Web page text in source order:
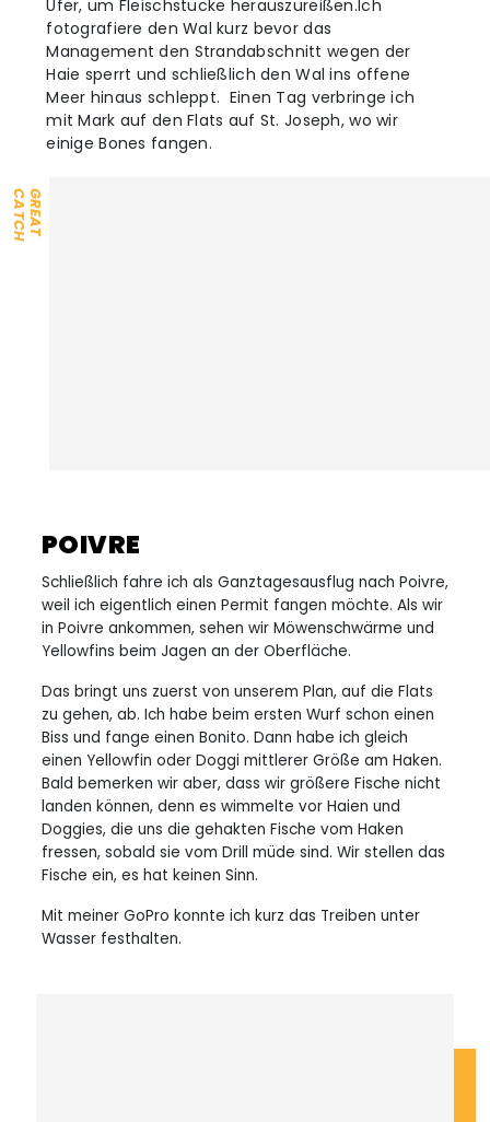
Ufer, um Fleischstücke herauszureißen.Ich
fotografiere den Wal kurz bevor das
Management den Strandabschnitt wegen der
Haie sperrt und schließlich den Wal ins offene
Meer hinaus schleppt. Einen Tag verbringe ich
mit Mark auf den Flats auf St. Joseph, wo wir
einige Bones fangen.
G
R
E
A
T
C
A
T
C
H
POIVRE
Schließlich fahre ich als Ganztagesausflug nach Poivre,
weil ich eigentlich einen Permit fangen möchte. Als wir
in Poivre ankommen, sehen wir Möwenschwärme und
Yellowfins beim Jagen an der Oberfläche.
Das bringt uns zuerst von unserem Plan, auf die Flats
zu gehen, ab. Ich habe beim ersten Wurf schon einen
Biss und fange einen Bonito. Dann habe ich gleich
einen Yellowfin oder Doggi mittlerer Größe am Haken.
Bald bemerken wir aber, dass wir größere Fische nicht
landen können, denn es wimmelte vor Haien und
Doggies, die uns die gehakten Fische vom Haken
fressen, sobald sie vom Drill müde sind. Wir stellen das
Fische ein, es hat keinen Sinn.
Mit meiner GoPro konnte ich kurz das Treiben unter
Wasser festhalten.